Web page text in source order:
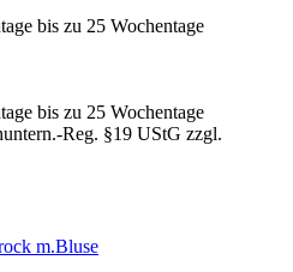
bis zu 25 Wochentage
bis zu 25 Wochentage
Reg. §19 UStG zzgl.